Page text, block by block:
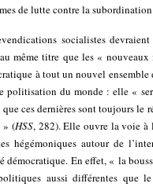
de lutte contre la
socialistes
même titre que les «
à tout un nouvel ensemble
politisation du monde : elle «
ces dernières sont toujours
» (HSS, 282). Elle ouvre la voie à
hégémoniques autour de
démocratique. En effet, « la
aussi différentes que